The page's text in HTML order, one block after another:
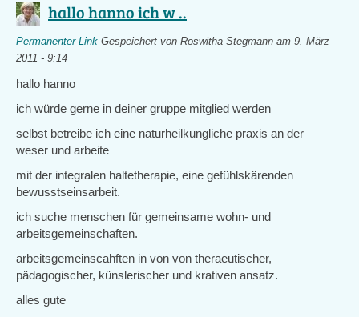
hallo hanno ich w ..
Permanenter Link Gespeichert von Roswitha Stegmann am 9. März
2011 - 9:14
hallo hanno
ich würde gerne in deiner gruppe mitglied werden
selbst betreibe ich eine naturheilkungliche praxis an der
weser und arbeite
mit der integralen haltetherapie, eine gefühlskärenden
bewusstseinsarbeit.
ich suche menschen für gemeinsame wohn- und
arbeitsgemeinschaften.
arbeitsgemeinscahften in von von theraeutischer,
pädagogischer, künslerischer und krativen ansatz.
alles gute